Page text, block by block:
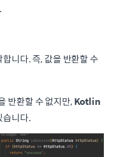
니다. 즉, 값을 반환할 수
반환할 수 없지만,Kotlin
습니다.